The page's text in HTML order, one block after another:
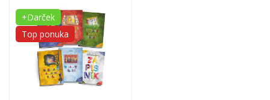
+Darček
Top ponuka